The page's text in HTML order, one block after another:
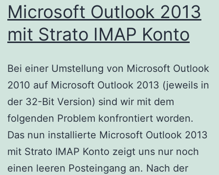
Microsoft Outlook 2013
mit Strato IMAP Konto
Bei einer Umstellung von Microsoft Outlook
2010 auf Microsoft Outlook 2013 (jeweils in
der 32-Bit Version) sind wir mit dem
folgenden Problem konfrontiert worden.
Das nun installierte Microsoft Outlook 2013
mit Strato IMAP Konto zeigt uns nur noch
einen leeren Posteingang an. Nach der